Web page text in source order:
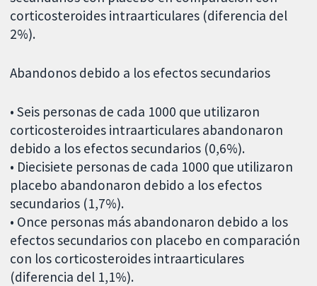
corticosteroides intraarticulares (diferencia del
2%).
Abandonos debido a los efectos secundarios
• Seis personas de cada 1000 que utilizaron
corticosteroides intraarticulares abandonaron
debido a los efectos secundarios (0,6%).
• Diecisiete personas de cada 1000 que utilizaron
placebo abandonaron debido a los efectos
secundarios (1,7%).
• Once personas más abandonaron debido a los
efectos secundarios con placebo en comparación
con los corticosteroides intraarticulares
(diferencia del 1,1%).